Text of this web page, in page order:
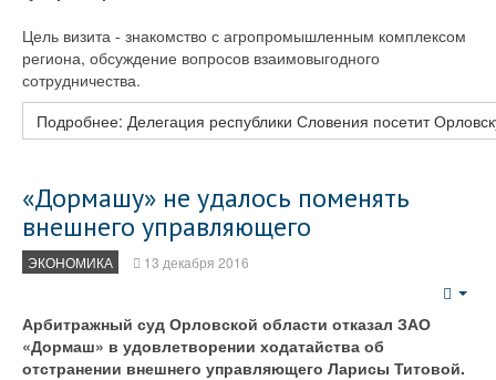
Цель визита - знакомство с агропромышленным комплексом
региона, обсуждение вопросов взаимовыгодного
сотрудничества.
Подробнее: Делегация республики Словения посетит
«Дормашу» не удалось поменять
внешнего управляющего
ЭКОНОМИКА 13 декабря 2016
Арбитражный суд Орловской области отказал ЗАО
«Дормаш» в удовлетворении ходатайства об
отстранении внешнего управляющего Ларисы Титовой.